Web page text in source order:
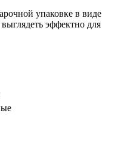
упаковке в виде
эффектно для